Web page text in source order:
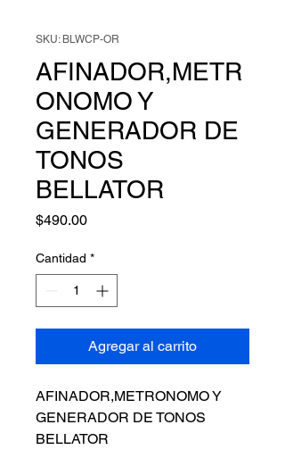
SKU: BLWCP-OR
AFINADOR,METR
ONOMO Y
GENERADOR DE
TONOS
BELLATOR
$490.00Precio
Cantidad *
Agregar al carrito
AFINADOR,METRONOMO Y
GENERADOR DE TONOS
BELLATOR